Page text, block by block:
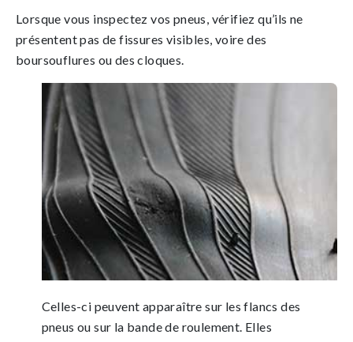
Lorsque vous inspectez vos pneus, vérifiez qu’ils ne
présentent pas de fissures visibles, voire des
boursouflures ou des cloques.
Celles-ci peuvent apparaître sur les flancs des
pneus ou sur la bande de roulement. Elles